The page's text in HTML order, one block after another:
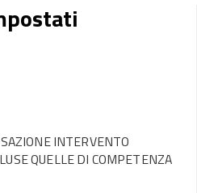
INTERVENTO
QUELLE DI COMPETENZA